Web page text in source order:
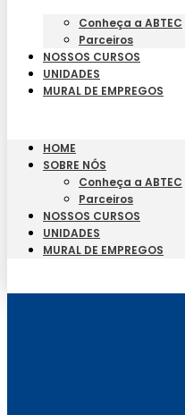
Conheça a ABTEC
Parceiros
NOSSOS CURSOS
UNIDADES
MURAL DE EMPREGOS
HOME
SOBRE NÓS
Conheça a ABTEC
Parceiros
NOSSOS CURSOS
UNIDADES
MURAL DE EMPREGOS